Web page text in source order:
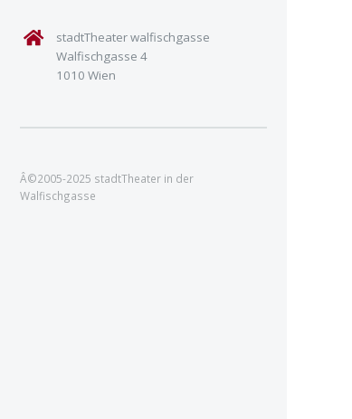
stadtTheater walfischgasse
Walfischgasse 4
1010 Wien
Â©2005-2025 stadtTheater in der
Walfischgasse